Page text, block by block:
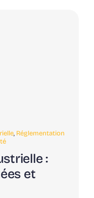
, Réglementation
:
et